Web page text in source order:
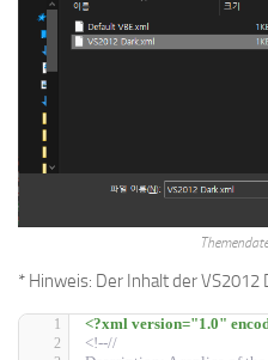
* Hinweis: Der Inhalt der
<?xml version="1.0"
<!--//